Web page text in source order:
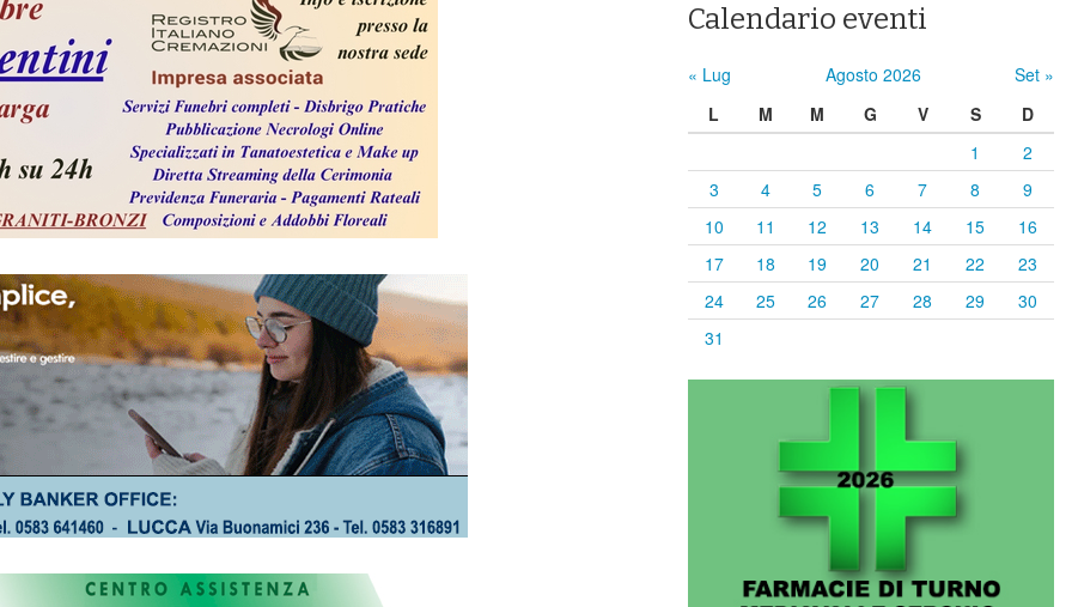
Calendario eventi
« Lug Agosto 2026
Set »
L
M M G V S
D
1
2
3
4 5 6 7 8
9
10
11 12 13 14 15
16
17
18 19 20 21 22
23
24
25 26 27 28 29
30
31